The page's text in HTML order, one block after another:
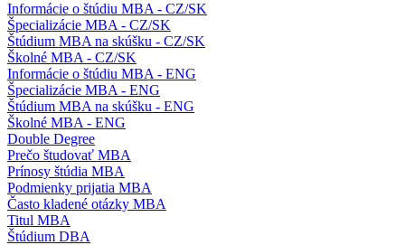
Informácie o štúdiu MBA - CZ/SK
Špecializácie MBA - CZ/SK
Štúdium MBA na skúšku - CZ/SK
Školné MBA - CZ/SK
Informácie o štúdiu MBA - ENG
Špecializácie MBA - ENG
Štúdium MBA na skúšku - ENG
Školné MBA - ENG
Double Degree
Prečo študovať MBA
Prínosy štúdia MBA
Podmienky prijatia MBA
Často kladené otázky MBA
Titul MBA
Štúdium DBA